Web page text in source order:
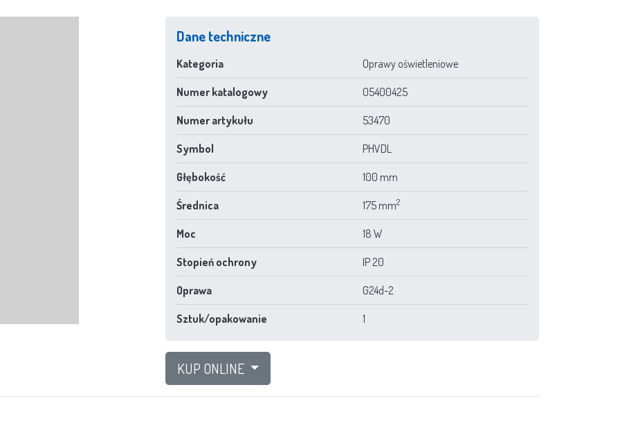
Dane techniczne
Kategoria Oprawy oświetleniowe
Numer katalogowy 05400425
Numer artykułu 53470
Symbol PHVDL
Głębokość 100 mm
Średnica 175 mm2
Moc 18 W
Stopień ochrony IP 20
Oprawa G24d-2
Sztuk/opakowanie 1
KUP ONLINE